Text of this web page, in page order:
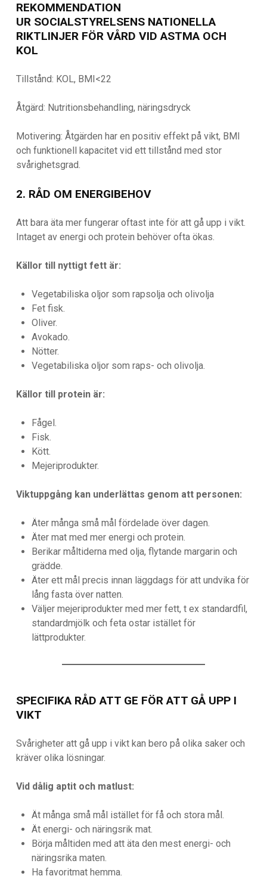
REKOMMENDATION
UR SOCIALSTYRELSENS NATIONELLA
RIKTLINJER FÖR VÅRD VID ASTMA OCH
KOL
Tillstånd: KOL, BMI<22
Åtgärd: Nutritionsbehandling, näringsdryck
Motivering: Åtgärden har en positiv effekt på vikt, BMI
och funktionell kapacitet vid ett tillstånd med stor
svårighetsgrad.
2. RÅD OM ENERGIBEHOV
Att bara äta mer fungerar oftast inte för att gå upp i vikt.
Intaget av energi och protein behöver ofta ökas.
Källor till nyttigt fett är:
Vegetabiliska oljor som rapsolja och olivolja
Fet fisk.
Oliver.
Avokado.
Nötter.
Vegetabiliska oljor som raps- och olivolja.
Källor till protein är:
Fågel.
Fisk.
Kött.
Mejeriprodukter.
Viktuppgång kan underlättas genom att personen:
Äter många små mål fördelade över dagen.
Äter mat med mer energi och protein.
Berikar måltiderna med olja, flytande margarin och
grädde.
Äter ett mål precis innan läggdags för att undvika för
lång fasta över natten.
Väljer mejeriprodukter med mer fett, t ex standardfil,
standardmjölk och feta ostar istället för
lättprodukter.
SPECIFIKA RÅD ATT GE FÖR ATT GÅ UPP I
VIKT
Svårigheter att gå upp i vikt kan bero på olika saker och
kräver olika lösningar.
Vid dålig aptit och matlust:
Ät många små mål istället för få och stora mål.
Ät energi- och näringsrik mat.
Börja måltiden med att äta den mest energi- och
näringsrika maten.
Ha favoritmat hemma.